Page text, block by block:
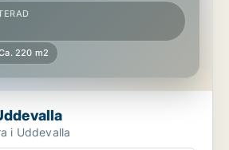
220 m2
i Uddevalla